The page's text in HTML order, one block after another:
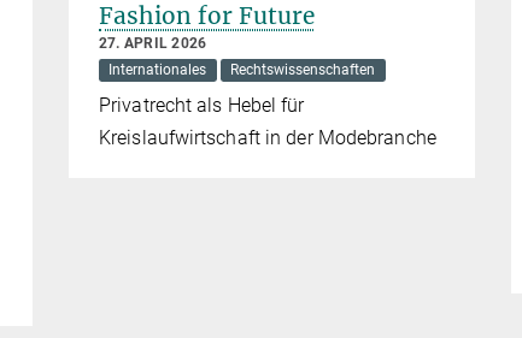
Fashion for Future
27. APRIL 2026
Internationales
Rechtswissenschaften
Privatrecht als Hebel für
Kreislaufwirtschaft in der Modebranche